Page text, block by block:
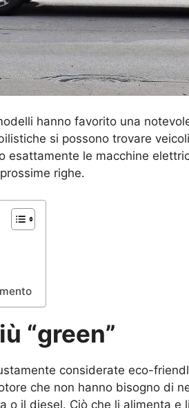
hanno favorito una
si possono trovare
esattamente le macchine
righe.
“green”
considerate eco-
che non hanno bisogno di
o il diesel. Ciò che li alimenta e